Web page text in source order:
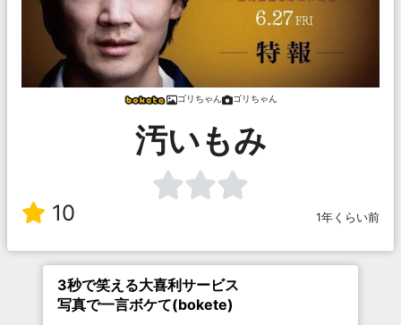
ゴリちゃん ゴリちゃん
汚いもみ
10 1年くらい前
3秒で笑える大喜利サービス
写真で一言ボケて(bokete)